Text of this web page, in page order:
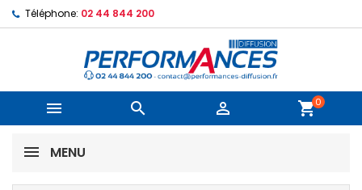
Téléphone: 02 44 844 200
   shopping_cart0
MENU